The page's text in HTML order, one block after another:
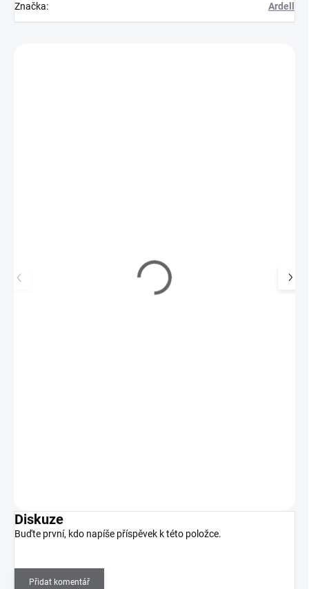
Značka: Ardell
Diskuze
Buďte první, kdo napíše příspěvek k této položce.
Přidat komentář